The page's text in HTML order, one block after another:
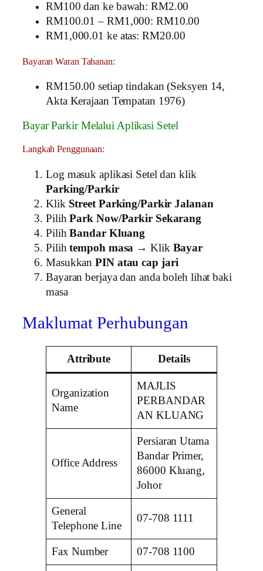
RM100 dan ke bawah: RM2.00
RM100.01 – RM1,000: RM10.00
RM1,000.01 ke atas: RM20.00
Bayaran Waran Tahanan:
RM150.00 setiap tindakan (Seksyen 14,
Akta Kerajaan Tempatan 1976)
Bayar Parkir Melalui Aplikasi Setel
Langkah Penggunaan:
Log masuk aplikasi Setel dan klik
Parking/Parkir
Klik Street Parking/Parkir Jalanan
PilihPark Now/Parkir Sekarang
PilihBandar Kluang
Pilihtempoh masa → Klik Bayar
MasukkanPIN atau cap jari
Bayaran berjaya dan anda boleh lihat baki
masa
Maklumat Perhubungan
Attribute Details
Organization
Name
MAJLIS
PERBANDAR
AN KLUANG
Office Address
Persiaran Utama
Bandar Primer,
86000 Kluang,
Johor
General
Telephone Line
07-708 1111
Fax Number 07-708 1100